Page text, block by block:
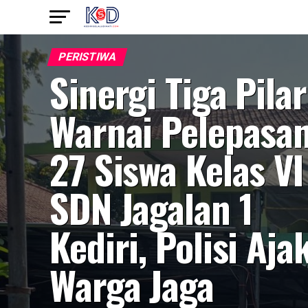
PERISTIWA
Sinergi Tiga Pilar
Warnai
27 Siswa Kelas VI
SDN Jagalan 1
Kediri, Polisi
Warga Jaga